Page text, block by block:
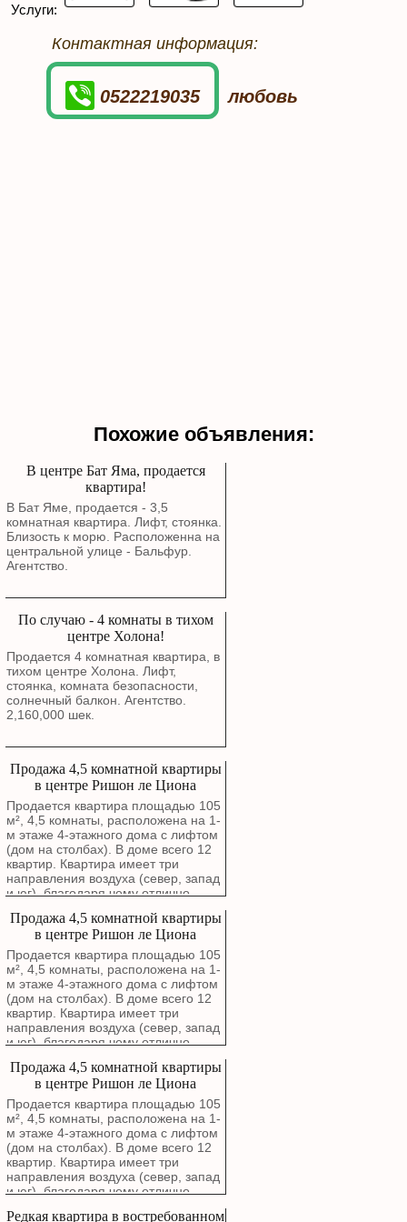
Услуги:
Контактная информация:
0522219035 любовь
Похожие объявления:
В центре Бат Яма, продается
квартира!
В Бат Яме, продается - 3,5
комнатная квартира. Лифт, стоянка.
Близость к морю. Расположенна на
центральной улице - Бальфур.
Агентство.
По случаю - 4 комнаты в тихом
центре Холона!
Продается 4 комнатная квартира, в
тихом центре Холона. Лифт,
стоянка, комната безопасности,
солнечный балкон. Агентство.
2,160,000 шек.
Продажа 4,5 комнатной квартиры
в центре Ришон ле Циона
Продается квартира площадью 105
м², 4,5 комнаты, расположена на 1-
м этаже 4-этажного дома с лифтом
(дом на столбах). В доме всего 12
квартир. Квартира имеет три
направления воздуха (север, запад
и юг), благодаря чему отлично
выходят на зеленый сквер. В
квартире выполнен капитальный
ремонт с полной заменой
электропроводки, водопроводных и
канализационных труб. Стены были
заново отремонтированы около
года назад. Можно въезжать без
дополнительных вложений.
Планировка включает просторную
отличном состоянии с фасадами
МДФ, четыре спальни, одна из
которых после ремонта стала
полноценным кабинетом или
детской комнатой площадью около
9 м². В каждой комнате установлен
отдельный кондиционер. В
квартире два полноценных санузла.
Каждый оборудован душевой
кабиной, унитазом и раковиной.
Дополнительные преимущества: •
Продажа 4,5 комнатной квартиры
в центре Ришон ле Циона
Продается квартира площадью 105
м², 4,5 комнаты, расположена на 1-
м этаже 4-этажного дома с лифтом
(дом на столбах). В доме всего 12
квартир. Квартира имеет три
направления воздуха (север, запад
и юг), благодаря чему отлично
выходят на зеленый сквер. В
квартире выполнен капитальный
ремонт с полной заменой
электропроводки, водопроводных и
канализационных труб. Стены были
заново отремонтированы около
года назад. Можно въезжать без
дополнительных вложений.
Планировка включает просторную
отличном состоянии с фасадами
Продажа 4,5 комнатной квартиры
в центре Ришон ле Циона
Продается квартира площадью 105
м², 4,5 комнаты, расположена на 1-
м этаже 4-этажного дома с лифтом
(дом на столбах). В доме всего 12
квартир. Квартира имеет три
направления воздуха (север, запад
и юг), благодаря чему отлично
Редкая квартира в востребованном